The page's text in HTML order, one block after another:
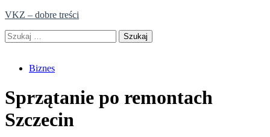
Skip
content
VKZ – dobre treści
Szukaj:
Biznes
Sprzątanie po remontach
Szczecin